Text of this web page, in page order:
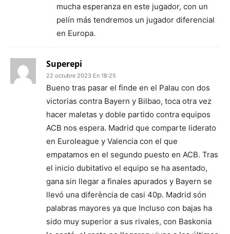
mucha esperanza en este jugador, con un
pelín más tendremos un jugador diferencial
en Europa.
Superepi
22 octubre 2023 En 18:25
Bueno tras pasar el finde en el Palau con dos
victorias contra Bayern y Bilbao, toca otra vez
hacer maletas y doble partido contra equipos
ACB nos espera. Madrid que comparte liderato
en Euroleague y Valencia con el que
empatamos en el segundo puesto en ACB. Tras
el inicio dubitativo el equipo se ha asentado,
gana sin llegar a finales apurados y Bayern se
llevó una diferència de casi 40p. Madrid són
palabras mayores ya que Incluso con bajas ha
sido muy superior a sus rivales, con Baskonia